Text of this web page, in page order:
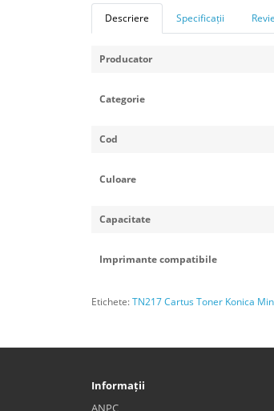
Descriere Specificații
Producator
Categorie
Cod
Culoare
Capacitate
Imprimante compatibile
Etichete:TN217 Cartus Toner Konica
Informații
ANPC